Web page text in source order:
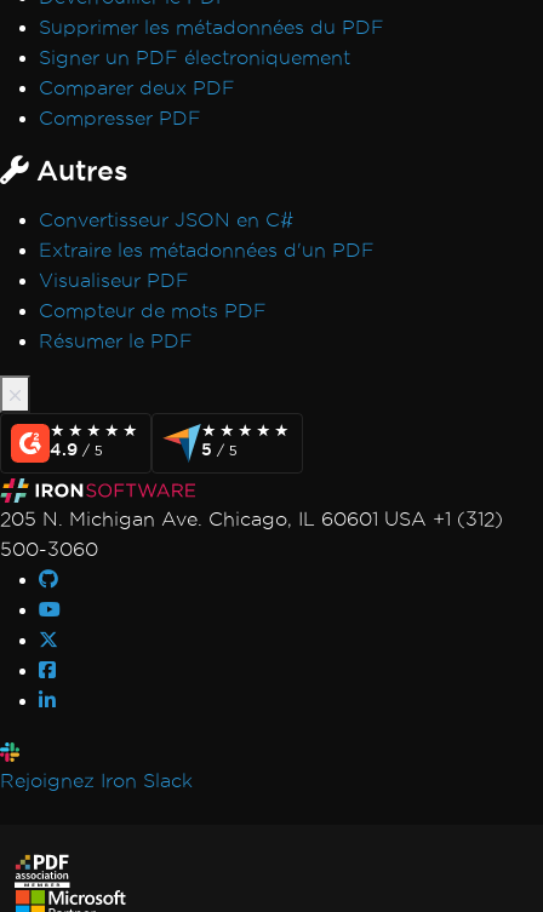
Supprimer les métadonnées du PDF
Signer un PDF électroniquement
Comparer deux PDF
Compresser PDF
Autres
Convertisseur JSON en C#
Extraire les métadonnées d'un PDF
Visualiseur PDF
Compteur de mots PDF
Résumer le PDF
★★★★★
★★★★★
4.9 / 5
★★★★★
★★★★★
5 / 5
205 N. Michigan Ave. Chicago, IL 60601 USA +1 (312)
500-3060
Rejoignez Iron Slack